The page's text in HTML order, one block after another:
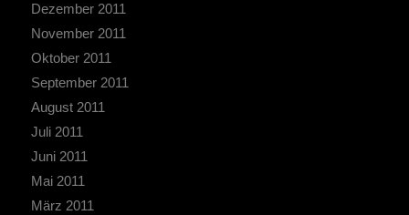
Dezember 2011
November 2011
Oktober 2011
September 2011
August 2011
Juli 2011
Juni 2011
Mai 2011
März 2011